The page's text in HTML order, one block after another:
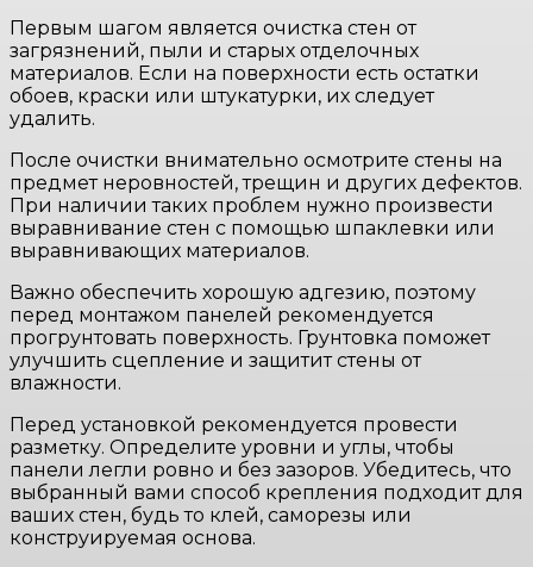
Первым шагом является очистка стен от
загрязнений, пыли и старых отделочных
материалов. Если на поверхности есть остатки
обоев, краски или штукатурки, их следует
удалить.
После очистки внимательно осмотрите стены на
предмет неровностей, трещин и других дефектов.
При наличии таких проблем нужно произвести
выравнивание стен с помощью шпаклевки или
выравнивающих материалов.
Важно обеспечить хорошую адгезию, поэтому
перед монтажом панелей рекомендуется
прогрунтовать поверхность. Грунтовка поможет
улучшить сцепление и защитит стены от
влажности.
Перед установкой рекомендуется провести
разметку. Определите уровни и углы, чтобы
панели легли ровно и без зазоров. Убедитесь, что
выбранный вами способ крепления подходит для
ваших стен, будь то клей, саморезы или
конструируемая основа.